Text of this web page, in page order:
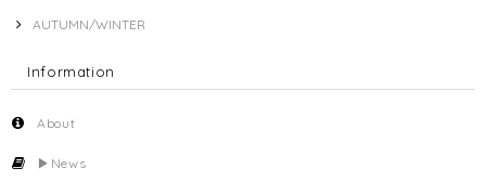
AUTUMN/WINTER
Information
About
▶︎News